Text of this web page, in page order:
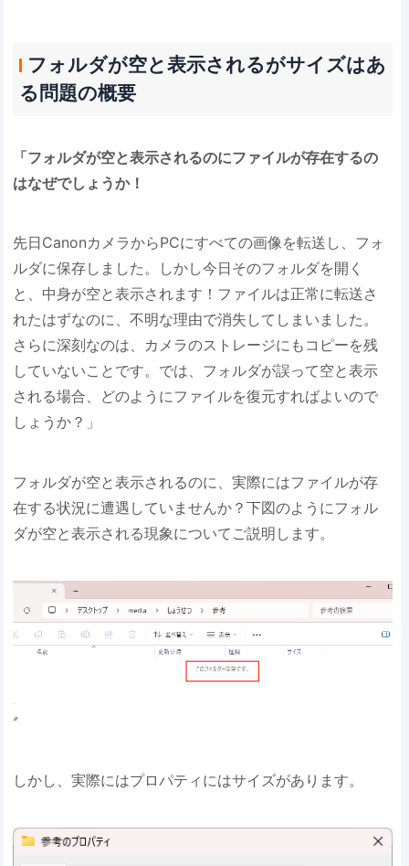
フォルダが空と表示されるがサイズはあ
る問題の概要
​「フォルダが空と表示されるのにファイルが存在するの
はなぜでしょうか！​
先日CanonカメラからPCにすべての画像を転送し、フォ
ルダに保存しました。しかし今日そのフォルダを開く
と、中身が空と表示されます！ファイルは正常に転送さ
れたはずなのに、不明な理由で消失してしまいました。
さらに深刻なのは、カメラのストレージにもコピーを残
していないことです。では、フォルダが誤って空と表示
される場合、どのようにファイルを復元すればよいので
しょうか？」
フォルダが空と表示されるのに、実際にはファイルが存
在する状況に遭遇していませんか？下図のようにフォル
ダが空と表示される現象についてご説明します。
しかし、実際にはプロパティにはサイズがあります。